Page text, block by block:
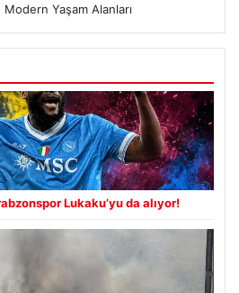
Yaşam Alanları
Lukaku’yu da alıyor!